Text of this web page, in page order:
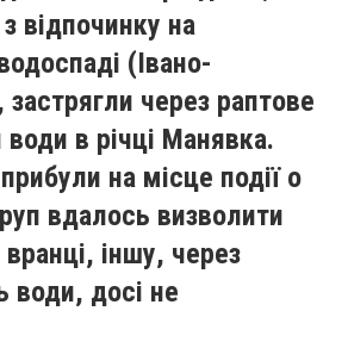
відпочинку на
(Івано-
через раптове
води в річці Манявка.
на місце події о
вдалось визволити
іншу, через
води, досі не